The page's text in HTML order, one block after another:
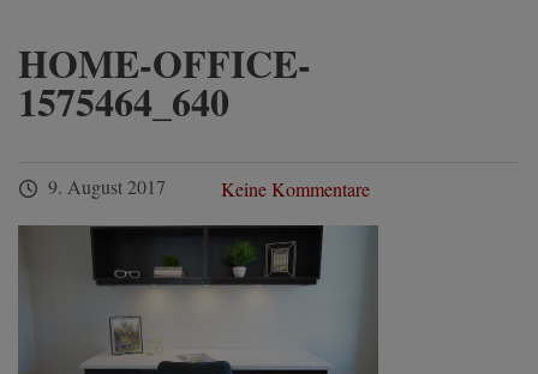
HOME-OFFICE-
1575464_640
9. August 2017 Keine Kommentare